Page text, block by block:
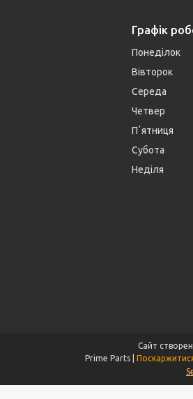
Графік
Понеділок
Вівторок
Середа
Четвер
Пʼятниця
Субота
Неділя
Сайт